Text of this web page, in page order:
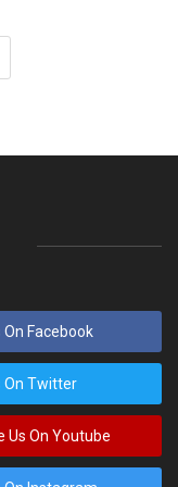
On Facebook
On Twitter
Us On Youtube